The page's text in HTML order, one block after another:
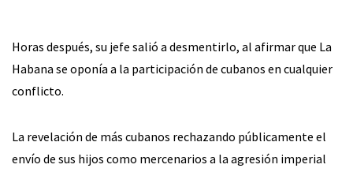
Horas después, su jefe salió a desmentirlo, al afirmar que La
Habana se oponía a la participación de cubanos en cualquier
conflicto.
La revelación de más cubanos rechazando públicamente el
envío de sus hijos como mercenarios a la agresión imperial